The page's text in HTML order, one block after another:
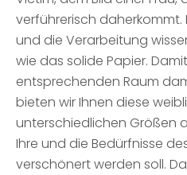
verführerisch daherkommt.
und die Verarbeitung
wie das solide Papier.
entsprechenden Raum
bieten wir Ihnen diese
unterschiedlichen Größen
Ihre und die Bedürfnisse
verschönert werden soll.